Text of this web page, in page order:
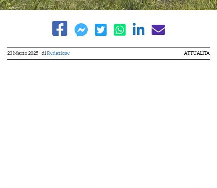
23 Marzo 2025- di Redazione ATTUALITÀ